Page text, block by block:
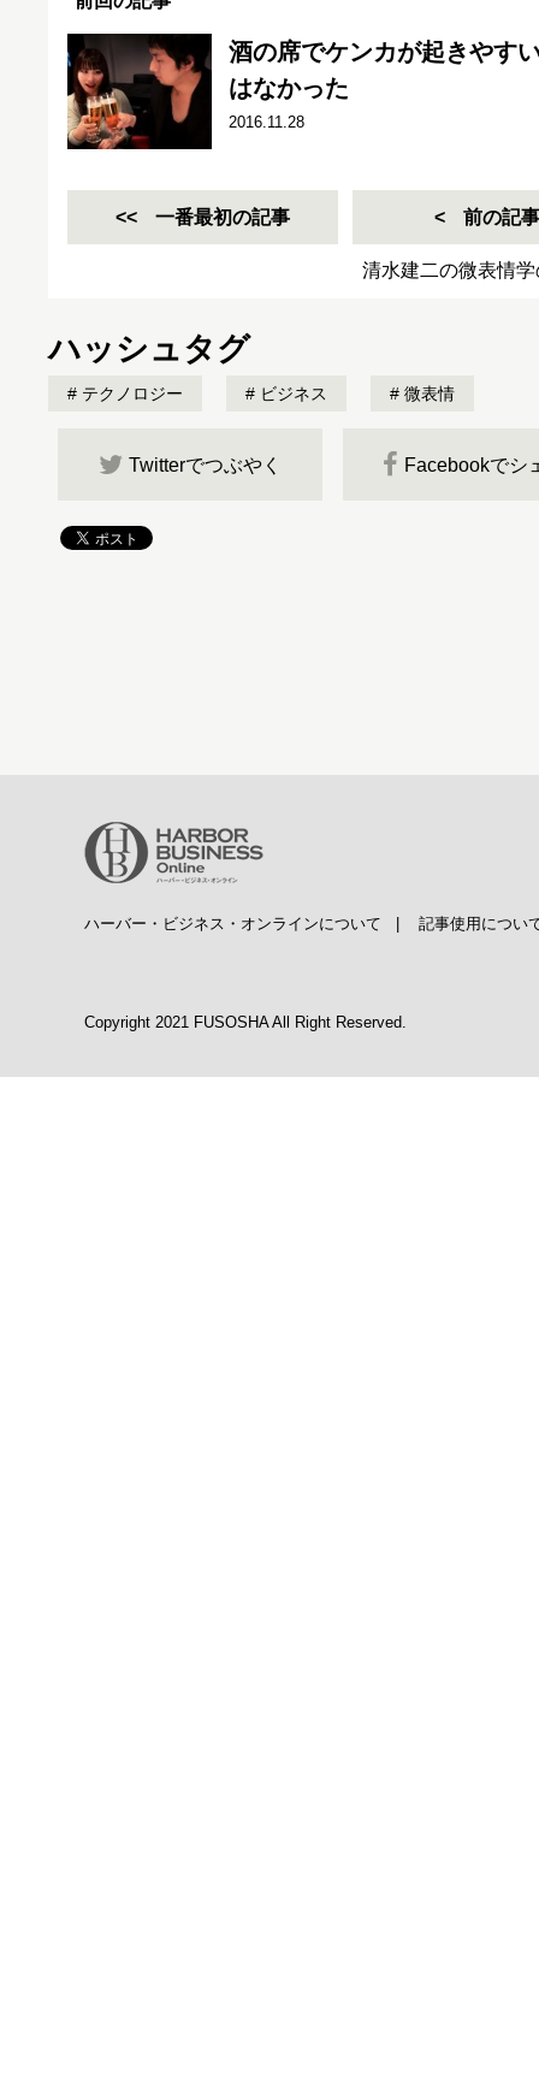
酒の席でケンカが起きやす
はなかった
2016.11.28
一番最初の記事 前の記事
清水建二の微表情
ハッシュタグ
テクノロジー ビジネス 微表情
Twitterでつぶやく Facebookでシ
ハーバー・ビジネス・オンラインについて 記事使用につい
Copyright 2021 FUSOSHA All Right Reserved.